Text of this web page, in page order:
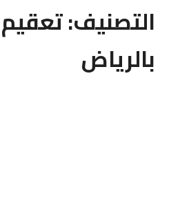
التصنيف:تعقيم
بالرياض